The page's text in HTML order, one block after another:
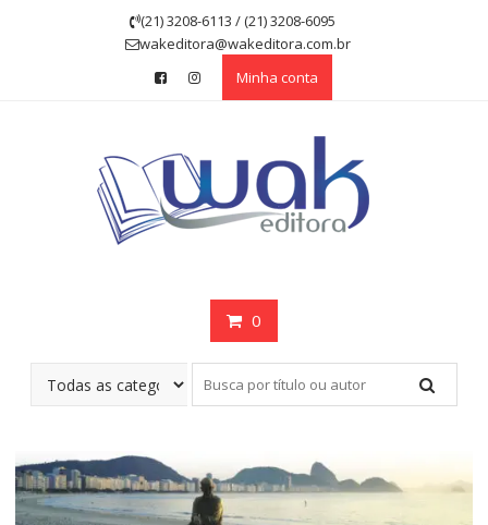
(21) 3208-6113 / (21) 3208-6095
wakeditora@wakeditora.com.br
Minha conta
0